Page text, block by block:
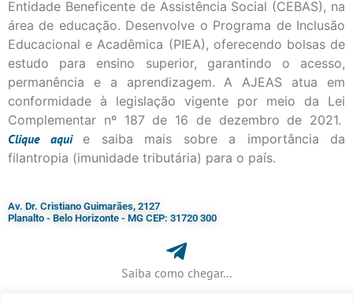
Entidade Beneficente de Assistência Social (CEBAS), na
área de educação. Desenvolve o Programa de Inclusão
Educacional e Acadêmica (PIEA), oferecendo bolsas de
estudo para ensino superior, garantindo o acesso,
permanência e a aprendizagem. A AJEAS atua em
conformidade à legislação vigente por meio da Lei
Complementar nº 187 de 16 de dezembro de 2021.
Cliqueaqui
e saiba mais sobre a importância da
filantropia (imunidade tributária) para o país.
Av. Dr. Cristiano Guimarães, 2127
Planalto - Belo Horizonte - MG CEP: 31720 300
Saiba como chegar...